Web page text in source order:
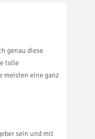
genau diese
tolle
meisten eine ganz
sein und mit